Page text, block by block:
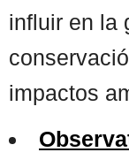
influir en la
impactos